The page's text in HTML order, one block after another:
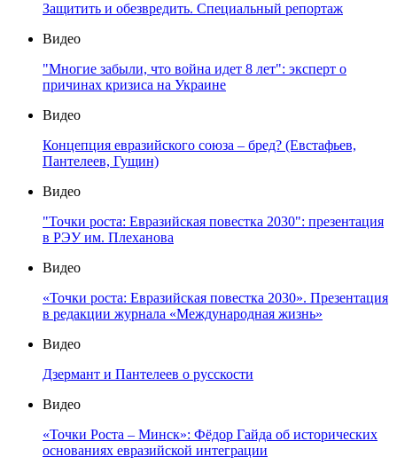
Защитить и обезвредить. Специальный репортаж
Видео
"Многие забыли, что война идет 8 лет": эксперт о
причинах кризиса на Украине
Видео
Концепция евразийского союза – бред? (Евстафьев,
Пантелеев, Гущин)
Видео
"Точки роста: Евразийская повестка 2030": презентация
в РЭУ им. Плеханова
Видео
«Точки роста: Евразийская повестка 2030». Презентация
в редакции журнала «Международная жизнь»
Видео
Дзермант и Пантелеев о русскости
Видео
«Точки Роста – Минск»: Фёдор Гайда об исторических
основаниях евразийской интеграции